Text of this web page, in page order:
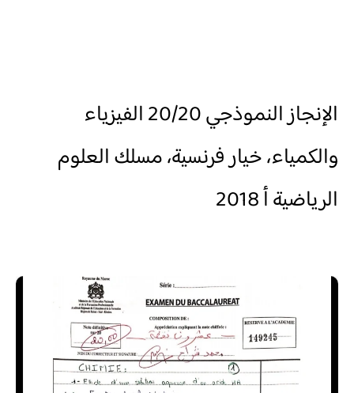
الإنجاز النموذجي 20/20 الفيزياء
والكمياء، خيار فرنسية، مسلك العلوم
الرياضية أ 2018